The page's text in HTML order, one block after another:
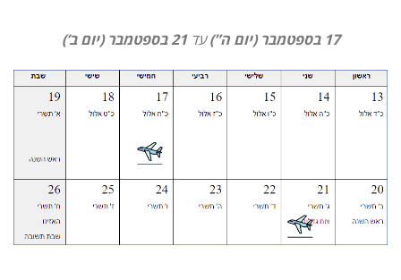
17 בספטמבר (יום ה”) עד21 בספטמבר (יום ב’)